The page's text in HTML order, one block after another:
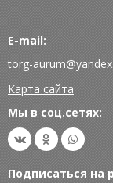
E-mail:
torg-
Карта сайта
Мы в соц.сетях:
Подписаться на